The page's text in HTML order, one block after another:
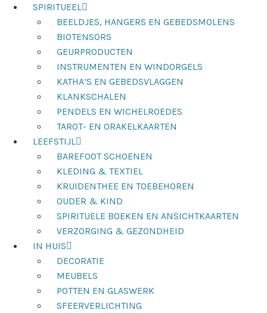
SPIRITUEEL
BEELDJES, HANGERS EN GEBEDSMOLENS
BIOTENSORS
GEURPRODUCTEN
INSTRUMENTEN EN WINDORGELS
KATHA’S EN GEBEDSVLAGGEN
KLANKSCHALEN
PENDELS EN WICHELROEDES
TAROT- EN ORAKELKAARTEN
LEEFSTIJL
BAREFOOT SCHOENEN
KLEDING & TEXTIEL
KRUIDENTHEE EN TOEBEHOREN
OUDER & KIND
SPIRITUELE BOEKEN EN ANSICHTKAARTEN
VERZORGING & GEZONDHEID
IN HUIS
DECORATIE
MEUBELS
POTTEN EN GLASWERK
SFEERVERLICHTING